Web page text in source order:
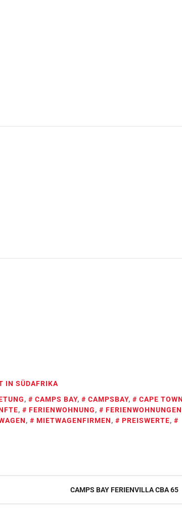
IN SÜDAFRIKA
, CAMPS BAY, CAMPSBAY, CAPE TOWN
, FERIENWOHNUNG, FERIENWOHNUNGEN
, MIETWAGENFIRMEN, PREISWERTE,
CAMPS BAY FERIENVILLA CBA 65